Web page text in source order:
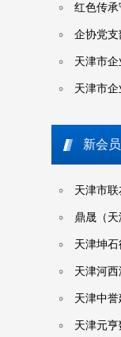
红色传承守初心
企协党支部开展深入学习贯
天津市企业家
天津市企业家协会
新会
天津市
鼎晟（
天津坤
天津河
天津中
天津元